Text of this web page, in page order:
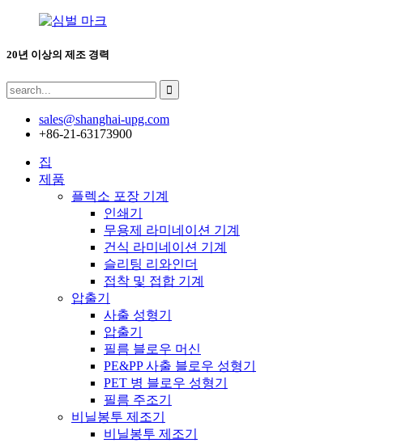
20년 이상의 제조 경력
sales@shanghai-upg.com
+86-21-63173900
집
제품
플렉소 포장 기계
인쇄기
무용제 라미네이션 기계
건식 라미네이션 기계
슬리팅 리와인더
접착 및 접합 기계
압출기
사출 성형기
압출기
필름 블로우 머신
PE&PP 사출 블로우 성형기
PET 병 블로우 성형기
필름 주조기
비닐봉투 제조기
비닐봉투 제조기